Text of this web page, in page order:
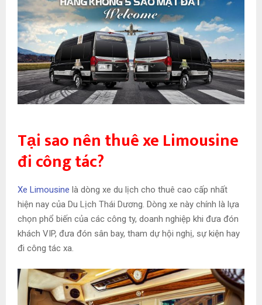
Tại sao nên thuê xe Limousine
đi công tác?
Xe Limousine là dòng xe du lịch cho thuê cao cấp nhất
hiện nay của Du Lịch Thái Dương. Dòng xe này chính là lựa
chọn phổ biến của các công ty, doanh nghiệp khi đưa đón
khách VIP, đưa đón sân bay, tham dự hội nghị, sự kiện hay
đi công tác xa.